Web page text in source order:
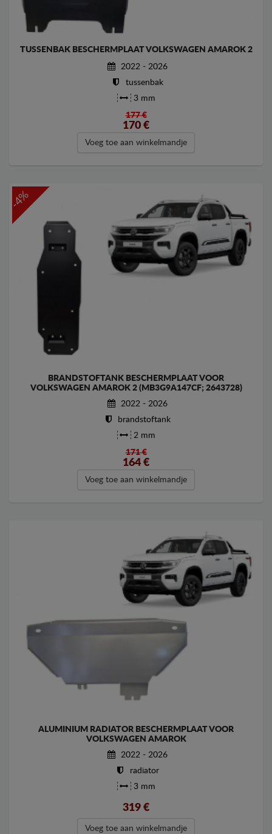
TUSSENBAK BESCHERMPLAAT VOLKSWAGEN AMAROK 2
2022 - 2026
tussenbak
3 mm
177 €
170 €
Voeg toe aan winkelmandje
-4%
BRANDSTOFTANK BESCHERMPLAAT VOOR
VOLKSWAGEN AMAROK 2 (MB3G9A147CF; 2643728)
2022 - 2026
brandstoftank
2 mm
171 €
164 €
Voeg toe aan winkelmandje
ALUMINIUM RADIATOR BESCHERMPLAAT VOOR
VOLKSWAGEN AMAROK
2022 - 2026
radiator
3 mm
319 €
Voeg toe aan winkelmandje